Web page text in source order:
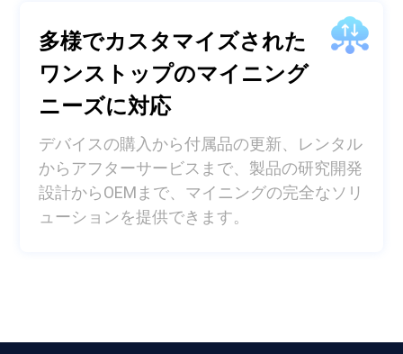
多様でカスタマイズされた
ワンストップのマイニング
ニーズに対応
デバイスの購入から付属品の更新、レンタル
からアフターサービスまで、製品の研究開発
設計からOEMまで、マイニングの完全なソリ
ューションを提供できます。